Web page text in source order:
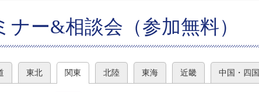
ナー&相談会（参加無料）
東北 関東 北陸 東海 近畿 中国・四国